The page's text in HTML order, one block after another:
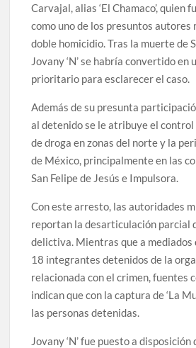
Carvajal, alias ‘El Chamaco’, quien
como uno de los presuntos autores
doble homicidio. Tras la muerte de
Jovany ‘N’ se habría convertido en
prioritario para esclarecer el caso.
Además de su presunta
al detenido se le atribuye el control
de droga en zonas del norte y la
de México, principalmente en las
San Felipe de Jesús e Impulsora.
Con este arresto, las autoridades
reportan la desarticulación parcial
delictiva. Mientras que a mediados
18 integrantes detenidos de la
relacionada con el crimen, fuentes
indican que con la captura de ‘La
las personas detenidas.
Jovany ‘N’ fue puesto a disposición